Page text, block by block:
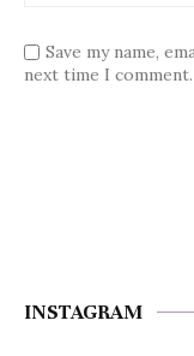
Save my name,
next time I comment.
INSTAGRAM